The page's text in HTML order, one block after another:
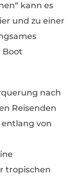
kann es
und zu einer
Boot
nach
Reisenden
entlang von
tropischen